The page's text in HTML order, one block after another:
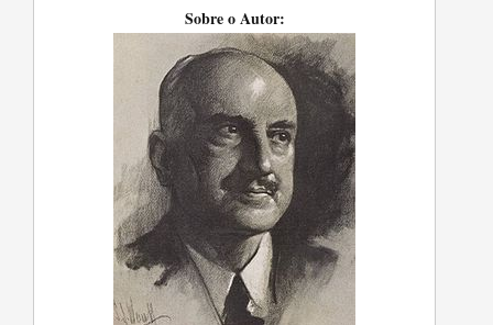
Sobre o Autor: